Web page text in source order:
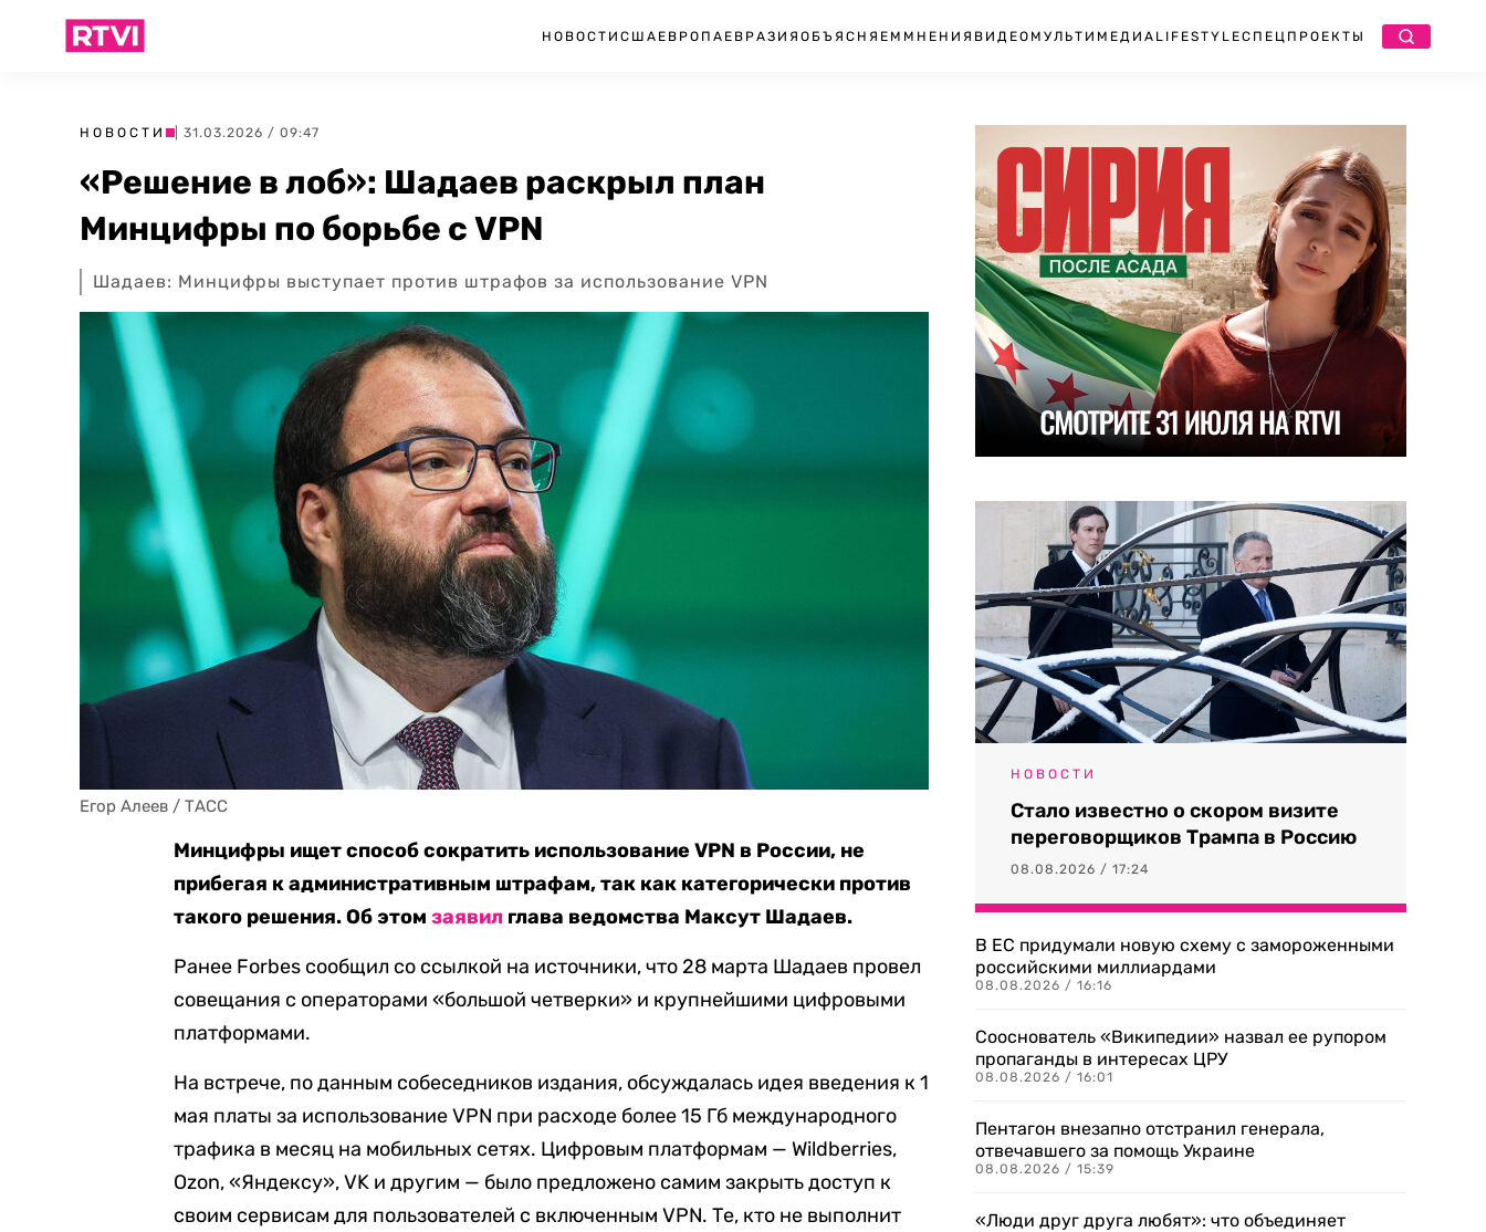
НОВОСТИ США ЕВРОПА ЕВРАЗИЯ ОБЪЯСНЯЕМ МНЕНИЯ ВИДЕО МУЛЬТИМЕДИА LIFESTYLEСПЕЦПРОЕКТЫ
НОВОСТИ | 31.03.2026 / 09:47
«Решение в лоб»: Шадаев раскрыл план
Минцифры по борьбе с VPN
Шадаев: Минцифры выступает против штрафов за использование VPN
Егор Алеев / ТАСС
Минцифры ищет способ сократить использование VPN в России, не
прибегая к административным штрафам, так как категорически против
такого решения. Об этомзаявил глава ведомства Максут Шадаев.
Ранее Forbes сообщил со ссылкой на источники, что 28 марта Шадаев провел
совещания с операторами «большой четверки» и крупнейшими цифровыми
платформами.
На встрече, по данным собеседников издания, обсуждалась идея введения к 1
мая платы за использование VPN при расходе более 15 Гб международного
трафика в месяц на мобильных сетях. Цифровым платформам — Wildberries,
Ozon, «Яндексу», VK и другим — было предложено самим закрыть доступ к
своим сервисам для пользователей с включенным VPN. Те, кто не выполнит
НОВОСТИ
Стало известно о скором визите
переговорщиков Трампа в Россию
08.08.2026 / 17:24
В ЕС придумали новую схему с замороженными
российскими миллиардами
08.08.2026 / 16:16
Сооснователь «Википедии» назвал ее рупором
пропаганды в интересах ЦРУ
08.08.2026 / 16:01
Пентагон внезапно отстранил генерала,
отвечавшего за помощь Украине
08.08.2026 / 15:39
«Люди друг друга любят»: что объединяет